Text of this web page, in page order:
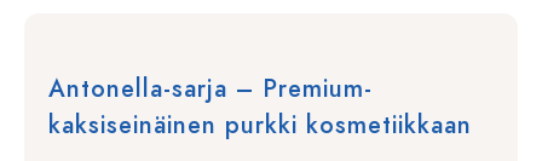
Antonella-sarja – Premium-
kaksiseinäinen purkki kosmetiikkaan